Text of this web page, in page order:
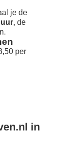
je de
uur, de
per
in